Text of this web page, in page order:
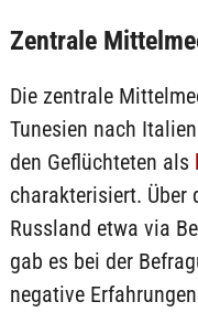
Zentrale
Die zentrale
Tunesien nach
den Geflüchteten als
charakterisiert. Über
Russland etwa via
gab es bei der
negative